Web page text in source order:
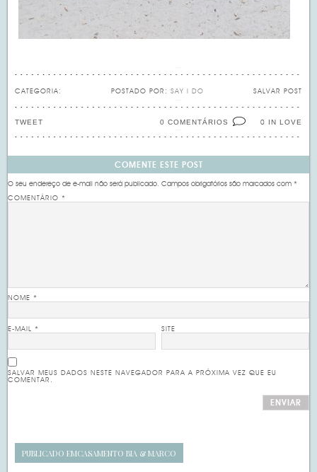
CATEGORIA: SALVAR POST
POSTADO POR: SAY I DO
0 IN LOVE
0 COMENTÁRIOS
TWEET
COMENTE ESTE POST
O seu endereço de e-mail não será publicado. Campos obrigatórios são marcados com*
COMENTÁRIO*
NOME*
E-MAIL* SITE
SALVAR MEUS DADOS NESTE NAVEGADOR PARA A PRÓXIMA VEZ QUE EU
COMENTAR.
PUBLICADO EMCASAMENTO BIA & MARCO